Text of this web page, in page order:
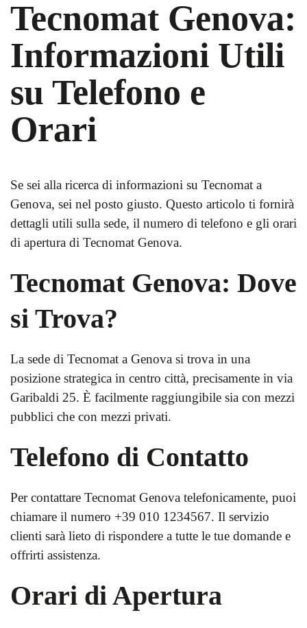
Tecnomat Genova:
Informazioni Utili
su Telefono e
Orari
Se sei alla ricerca di informazioni su Tecnomat a
Genova, sei nel posto giusto. Questo articolo ti fornirà
dettagli utili sulla sede, il numero di telefono e gli orari
di apertura di Tecnomat Genova.
Tecnomat Genova: Dove
si Trova?
La sede di Tecnomat a Genova si trova in una
posizione strategica in centro città, precisamente in via
Garibaldi 25. È facilmente raggiungibile sia con mezzi
pubblici che con mezzi privati.
Telefono di Contatto
Per contattare Tecnomat Genova telefonicamente, puoi
chiamare il numero +39 010 1234567. Il servizio
clienti sarà lieto di rispondere a tutte le tue domande e
offrirti assistenza.
Orari di Apertura